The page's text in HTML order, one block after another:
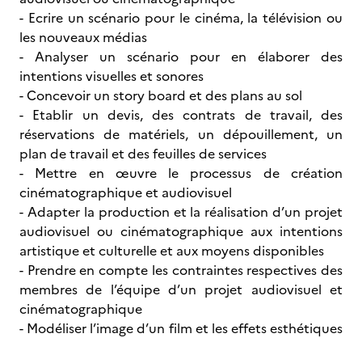
- Ecrire un scénario pour le cinéma, la télévision ou
les nouveaux médias
- Analyser un scénario pour en élaborer des
intentions visuelles et sonores
- Concevoir un story board et des plans au sol
- Etablir un devis, des contrats de travail, des
réservations de matériels, un dépouillement, un
plan de travail et des feuilles de services
- Mettre en œuvre le processus de création
cinématographique et audiovisuel
- Adapter la production et la réalisation d’un projet
audiovisuel ou cinématographique aux intentions
artistique et culturelle et aux moyens disponibles
- Prendre en compte les contraintes respectives des
membres de l’équipe d’un projet audiovisuel et
cinématographique
- Modéliser l’image d’un film et les effets esthétiques